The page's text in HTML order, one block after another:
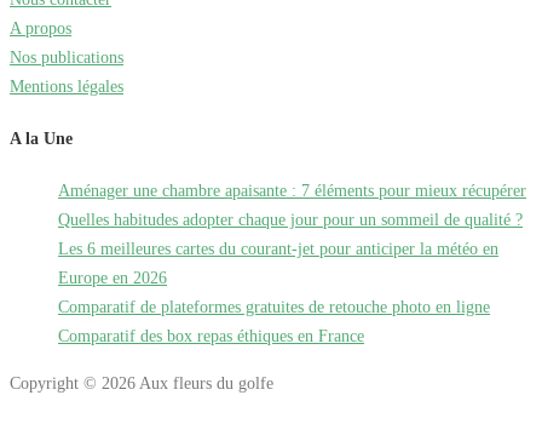
A propos
Nos publications
Mentions légales
A la Une
Aménager une chambre apaisante : 7 éléments pour mieux récupérer
Quelles habitudes adopter chaque jour pour un sommeil de qualité ?
Les 6 meilleures cartes du courant-jet pour anticiper la météo en
Europe en 2026
Comparatif de plateformes gratuites de retouche photo en ligne
Comparatif des box repas éthiques en France
Copyright © 2026 Aux fleurs du golfe